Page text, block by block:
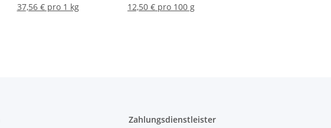
37,56 € pro 1 kg
12,50 € pro 100 g
Zahlungsdienstleister